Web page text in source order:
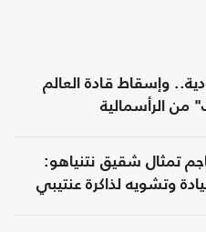
وإسقاط قادة العالم
من الرأسمالية
تمثال شقيق نتنياهو:
وتشويه لذاكرة عنتيبي